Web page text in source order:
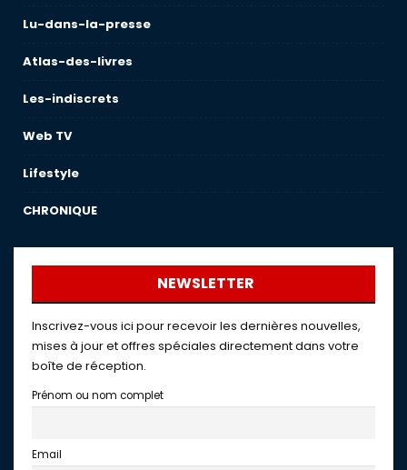
Lu-dans-la-presse
Atlas-des-livres
Les-indiscrets
Web TV
Lifestyle
CHRONIQUE
NEWSLETTER
Inscrivez-vous ici pour recevoir les dernières nouvelles,
mises à jour et offres spéciales directement dans votre
boîte de réception.
Prénom ou nom complet
Email